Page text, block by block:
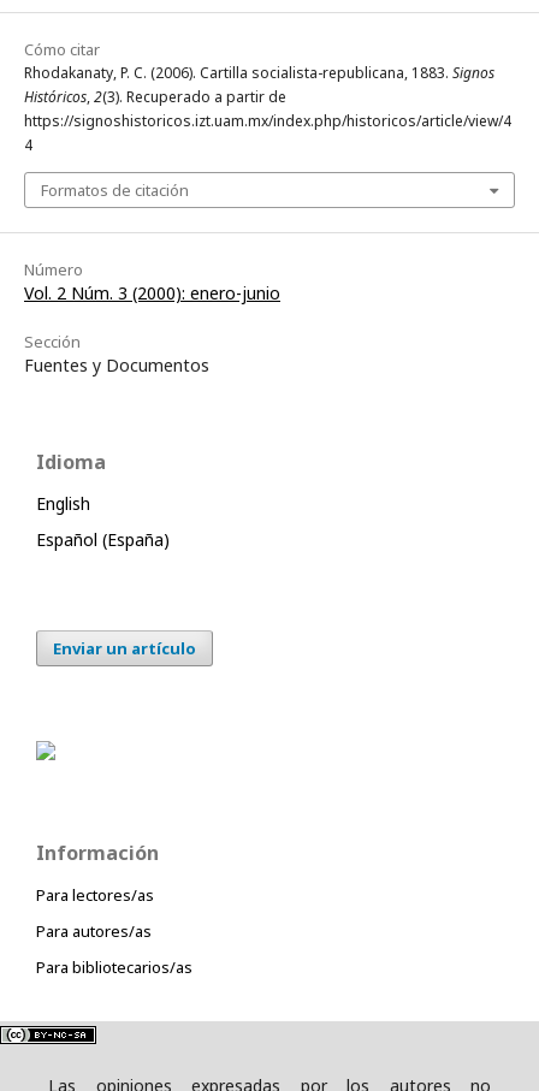
Cómo citar
Rhodakanaty, P. C. (2006). Cartilla socialista-republicana, 1883. Signos
Históricos,2(3). Recuperado a partir de
https://signoshistoricos.izt.uam.mx/index.php/historicos/article/view/4
4
Formatos de citación
Número
Vol. 2 Núm. 3 (2000): enero-junio
Sección
Fuentes y Documentos
Idioma
English
Español (España)
Enviar un artículo
Información
Para lectores/as
Para autores/as
Para bibliotecarios/as
Las opiniones expresadas por los autores no